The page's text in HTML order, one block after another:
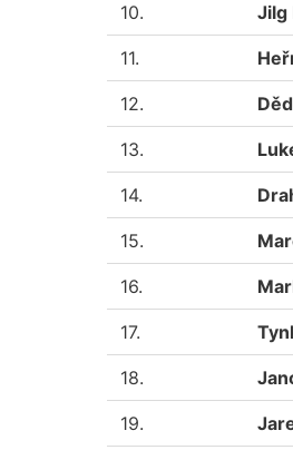
10. Jilg
11.
12.
13.
14.
15.
16.
17.
18.
19.